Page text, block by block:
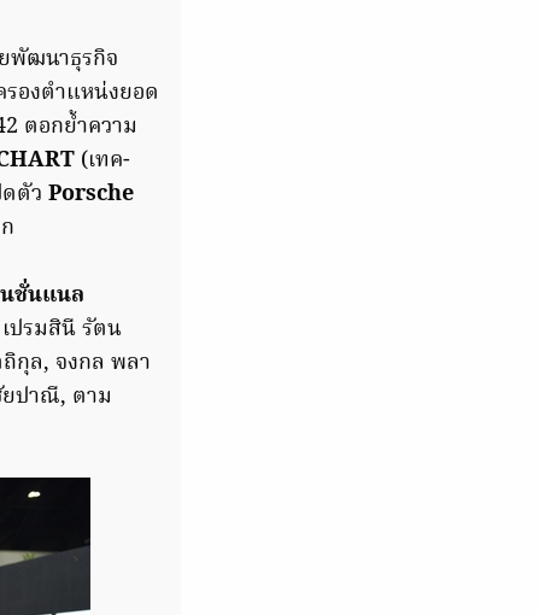
พัฒนาธุรกิจ
องตำแหน่งยอด
ตอกย้ำความ
(เทค-
ตัว Porsche
ชั่นแนล
ปรมสินี รัตน
กุล, จงกล พลา
ปาณี, ตาม